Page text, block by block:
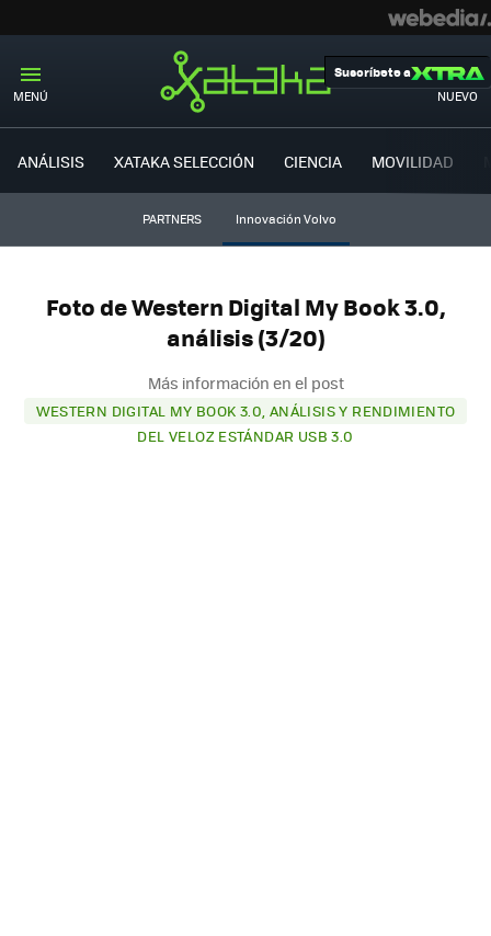
MENÚ NUEVO
Suscríbete a
ANÁLISIS XATAKA SELECCIÓN CIENCIA MOVILIDAD
PARTNERS Innovación Volvo
Foto de Western Digital My Book 3.0,
análisis (3/20)
Más información en el post
WESTERN DIGITAL MY BOOK 3.0, ANÁLISIS Y RENDIMIENTO
DEL VELOZ ESTÁNDAR USB 3.0